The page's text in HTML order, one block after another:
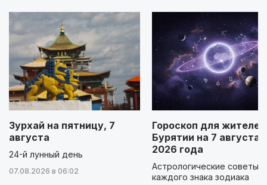
Зурхай на пятницу, 7
августа
24-й лунный день
07.08.2026 в 06:02
Гороскоп для жителей
Бурятии на 7 августа
2026 года
Астрологические советы
каждого знака зодиака